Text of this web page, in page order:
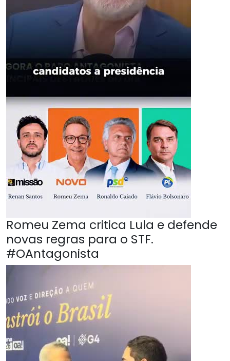
Romeu Zema critica Lula e defende
novas regras para o STF.
#OAntagonista